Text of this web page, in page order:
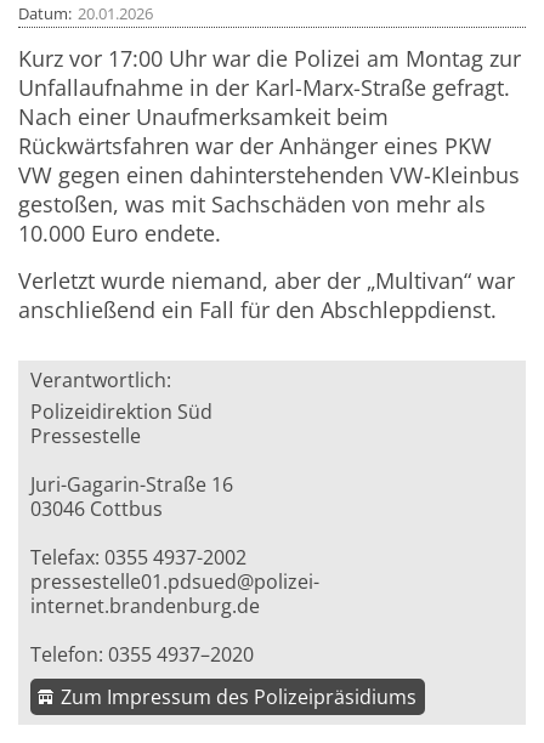
Datum 20.01.2026
Kurz vor 17:00 Uhr war die Polizei am Montag zur
Unfallaufnahme in der Karl-Marx-Straße gefragt.
Nach einer Unaufmerksamkeit beim
Rückwärtsfahren war der Anhänger eines PKW
VW gegen einen dahinterstehenden VW-Kleinbus
gestoßen, was mit Sachschäden von mehr als
10.000 Euro endete.
Verletzt wurde niemand, aber der „Multivan“ war
anschließend ein Fall für den Abschleppdienst.
Verantwortlich:
Polizeidirektion Süd
Pressestelle
Juri-Gagarin-Straße 16
03046 Cottbus
Telefax: 0355 4937-2002
pressestelle01.pdsued@polizei-
internet.brandenburg.de
Telefon: 0355 4937–2020
Zum Impressum des Polizeipräsidiums